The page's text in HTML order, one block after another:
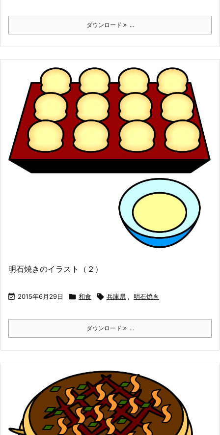
ダウンロード ...
明石焼きのイラスト（２）
 2015年6月29日  和食  兵庫県 , 明石焼き
ダウンロード ...